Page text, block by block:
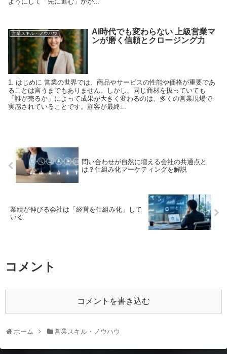
営業スキル・ノウハウ
AI時代でも変わらない 上級営業マ
ンが磨く信頼とクロージング力
1. はじめに 営業の世界では、商品やサービスの性能や価格が重要であ
ることは言うまでもありません。しかし、同じ商材を扱っていても
「誰が売るか」によって成果が大きく変わるのは、多くの営業現場で
実感されていることです。顧客が最終...
問い合わせが自然に増える会社の共通点と
は？仕組み化マーケティングを解説
業績が伸びる会社は「経営を仕組み化」して
いる
コメント
コメントを書き込む
ホーム 営業スキル・ノウハウ